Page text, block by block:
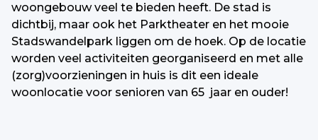
woongebouw veel te bieden heeft. De stad is
dichtbij, maar ook het Parktheater en het mooie
Stadswandelpark liggen om de hoek. Op de locatie
worden veel activiteiten georganiseerd en met alle
(zorg)voorzieningen in huis is dit een ideale
woonlocatie voor senioren van 65 jaar en ouder!